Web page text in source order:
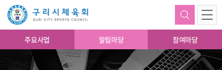
주요사업 알림마당 참여마당